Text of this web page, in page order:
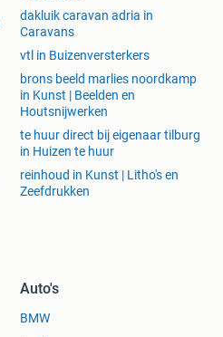
dakluik caravan adria in
Caravans
vtl in Buizenversterkers
brons beeld marlies noordkamp
in Kunst | Beelden en
Houtsnijwerken
te huur direct bij eigenaar tilburg
in Huizen te huur
reinhoud in Kunst | Litho's en
Zeefdrukken
Auto's
BMW